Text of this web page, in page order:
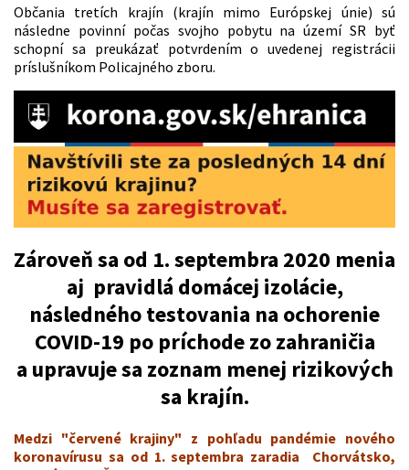
Občania tretích krajín (krajín mimo Európskej únie) sú
následne povinní počas svojho pobytu na území SR byť
schopní sa preukázať potvrdením o uvedenej registrácii
príslušníkom Policajného zboru.
Zároveň sa od 1. septembra 2020 menia
aj pravidlá domácej izolácie,
následného testovania na ochorenie
COVID-19 po príchode zo zahraničia
a upravuje sa zoznam menej rizikových
sa krajín.
Medzi "červené krajiny" z pohľadu pandémie nového
koronavírusu sa od 1. septembra zaradia Chorvátsko,